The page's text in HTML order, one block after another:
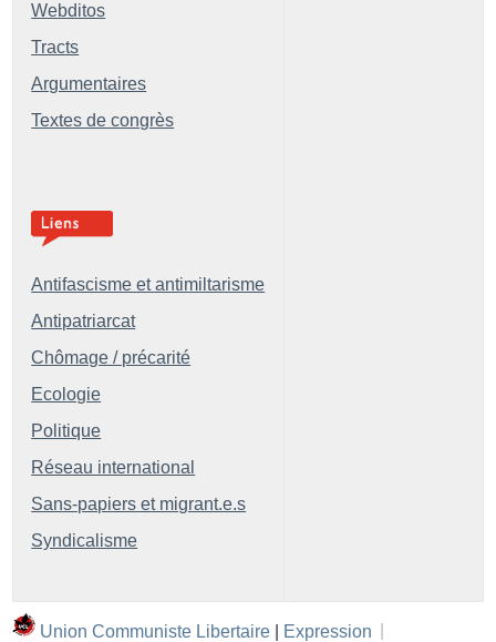
Webditos
Tracts
Argumentaires
Textes de congrès
Antifascisme et antimiltarisme
Antipatriarcat
Chômage / précarité
Ecologie
Politique
Réseau international
Sans-papiers et migrant.e.s
Syndicalisme
Union Communiste Libertaire Expression